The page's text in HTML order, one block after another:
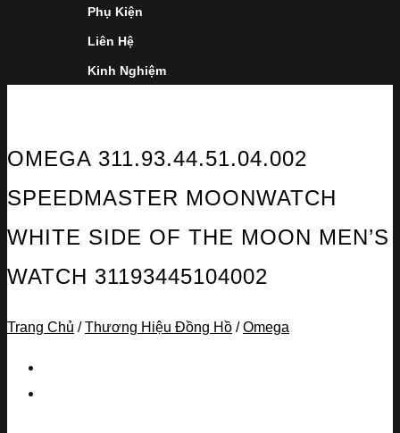
Phụ Kiện
Liên Hệ
Kinh Nghiệm
OMEGA 311.93.44.51.04.002
SPEEDMASTER MOONWATCH
WHITE SIDE OF THE MOON MEN’S
WATCH 31193445104002
Trang Chủ / Thương Hiệu Đồng Hồ / Omega